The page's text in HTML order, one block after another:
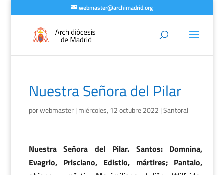
webmaster@archimadrid.org
Nuestra Señora del Pilar
porwebmaster| miércoles, 12 octubre 2022 |Santoral
Nuestra Señora del Pilar. Santos: Domnina,
Evagrio, Prisciano, Edistio, mártires; Pantalo,